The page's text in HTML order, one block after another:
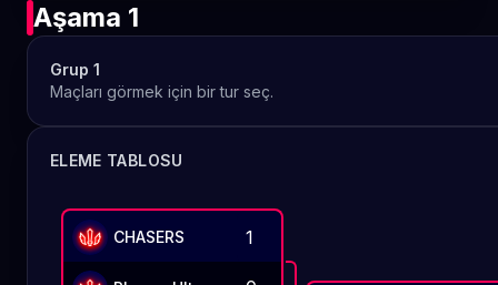
Aşama 1
Grup 1
Maçları görmek için bir tur seç.
ELEME TABLOSU
CHASERS 1